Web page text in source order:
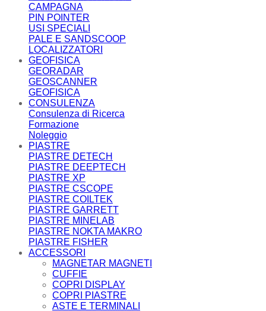
CAMPAGNA
PIN POINTER
USI SPECIALI
PALE E SANDSCOOP
LOCALIZZATORI
GEOFISICA
GEORADAR
GEOSCANNER
GEOFISICA
CONSULENZA
Consulenza di Ricerca
Formazione
Noleggio
PIASTRE
PIASTRE DETECH
PIASTRE DEEPTECH
PIASTRE XP
PIASTRE CSCOPE
PIASTRE COILTEK
PIASTRE GARRETT
PIASTRE MINELAB
PIASTRE NOKTA MAKRO
PIASTRE FISHER
ACCESSORI
MAGNETAR MAGNETI
CUFFIE
COPRI DISPLAY
COPRI PIASTRE
ASTE E TERMINALI